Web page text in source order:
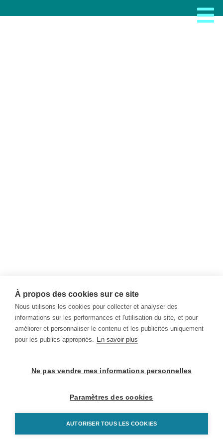
À propos des cookies sur ce site
Nous utilisons les cookies pour collecter et analyser des
informations sur les performances et l'utilisation du site, et pour
améliorer et personnaliser le contenu et les publicités uniquement
pour les publics appropriés. En savoir plus
Ne pas vendre mes informations personnelles
Paramètres des cookies
AUTORISER TOUS LES COOKIES